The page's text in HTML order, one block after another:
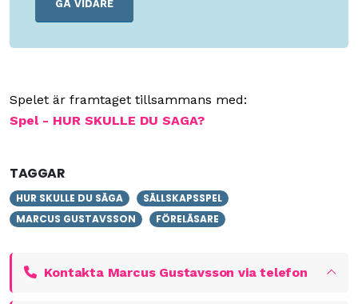
Spelet är framtaget tillsammans med:
Spel - HUR SKULLE DU SAGA?
TAGGAR
HUR SKULLE DU SÄGA
SÄLLSKAPSSPEL
MARCUS GUSTAVSSON
FÖRELÄSARE
Kontakta Marcus Gustavsson via telefon